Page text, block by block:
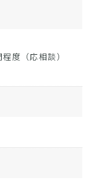
度（応相談）